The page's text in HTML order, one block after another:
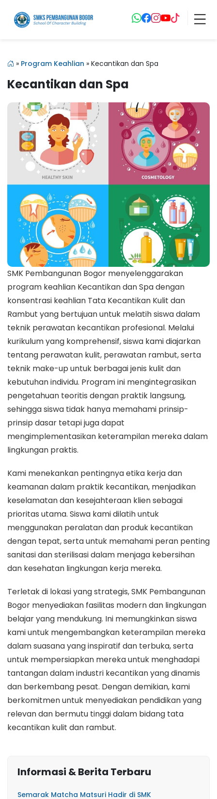
» Program Keahlian » Kecantikan dan Spa
Kecantikan dan Spa
SMK Pembangunan Bogor menyelenggarakan
program keahlian Kecantikan dan Spa dengan
konsentrasi keahlian Tata Kecantikan Kulit dan
Rambut yang bertujuan untuk melatih siswa dalam
teknik perawatan kecantikan profesional. Melalui
kurikulum yang komprehensif, siswa kami diajarkan
tentang perawatan kulit, perawatan rambut, serta
teknik make-up untuk berbagai jenis kulit dan
kebutuhan individu. Program ini mengintegrasikan
pengetahuan teoritis dengan praktik langsung,
sehingga siswa tidak hanya memahami prinsip-
prinsip dasar tetapi juga dapat
mengimplementasikan keterampilan mereka dalam
lingkungan praktis.
Kami menekankan pentingnya etika kerja dan
keamanan dalam praktik kecantikan, menjadikan
keselamatan dan kesejahteraan klien sebagai
prioritas utama. Siswa kami dilatih untuk
menggunakan peralatan dan produk kecantikan
dengan tepat, serta untuk memahami peran penting
sanitasi dan sterilisasi dalam menjaga kebersihan
dan kesehatan lingkungan kerja mereka.
Terletak di lokasi yang strategis, SMK Pembangunan
Bogor menyediakan fasilitas modern dan lingkungan
belajar yang mendukung. Ini memungkinkan siswa
kami untuk mengembangkan keterampilan mereka
dalam suasana yang inspiratif dan terbuka, serta
untuk mempersiapkan mereka untuk menghadapi
tantangan dalam industri kecantikan yang dinamis
dan berkembang pesat. Dengan demikian, kami
berkomitmen untuk menyediakan pendidikan yang
relevan dan bermutu tinggi dalam bidang tata
kecantikan kulit dan rambut.
Informasi & Berita Terbaru
Semarak Matcha Matsuri Hadir di SMK